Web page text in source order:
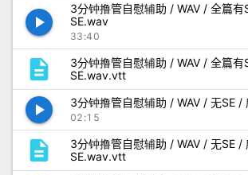
play_arrow
3分钟撸管自慰辅助 / WAV / 全篇有
SE.wav
33:40
description
3分钟撸管自慰辅助 / WAV / 全篇有
SE.wav.vtt
play_arrow 3分钟撸管自慰辅助 / WAV / 无SE /
02:15
description
3分钟撸管自慰辅助 / WAV / 无SE /
SE.wav.vtt